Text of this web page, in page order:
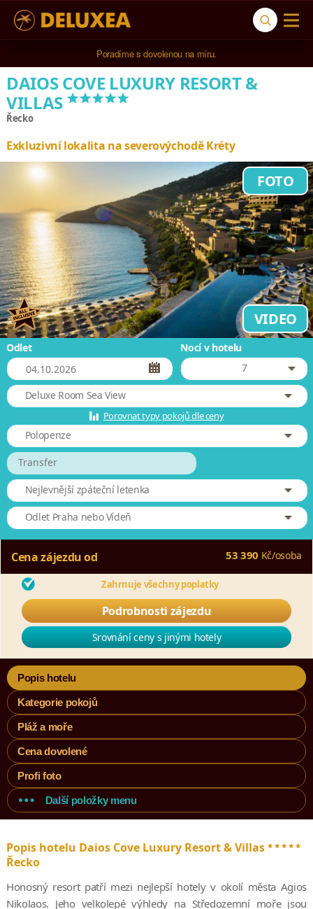
5* cestovní kancelář na luxusní dovolenou od 100.000 Kč.
DAIOS COVE LUXURY RESORT &
VILLAS*****
Řecko
Exkluzivní lokalita na severovýchodě Kréty
FOTO
VIDEO
Odlet
Nocí v hotelu
7
Deluxe Room Sea View
Porovnat typy pokojů dle ceny
Polopenze
Transfer
Nejlevnější zpáteční letenka
Odlet Praha nebo Vídeň
Cena zájezdu od 53 390 Kč/osoba
Zahrnuje všechny poplatky
Podrobnosti zájezdu
Srovnání ceny s jinými hotely
Popis hotelu
Kategorie pokojů
Pláž a moře
Cena dovolené
Profi foto
Další položky menu
Popis hotelu Daios Cove Luxury Resort & Villas*****
Řecko
Honosný resort patří mezi nejlepší hotely v okolí města Agios
Nikolaos. Jeho velkolepé výhledy na Středozemní moře jsou